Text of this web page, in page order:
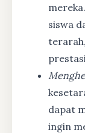
siswa
dapat
ingin